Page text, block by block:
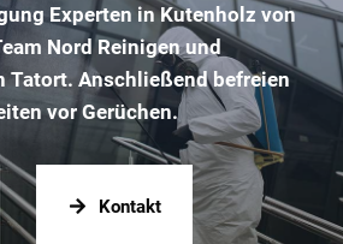
Experten in Kutenholz von
Nord Reinigen und
Tatort. Anschließend befreien
vor Gerüchen.
Kontakt